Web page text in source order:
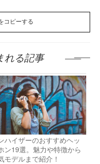
コピーする
れる記事
ハイザーのおすすめヘッ
ン19選。魅力や特徴から
モデルまで紹介！